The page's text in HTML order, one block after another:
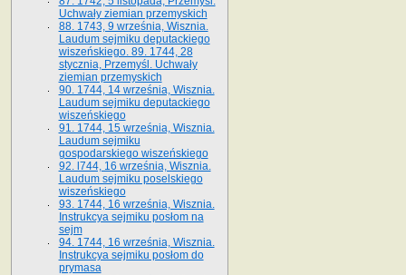
Uchwały ziemian przemyskich
88. 1743, 9 września, Wisznia.
Laudum sejmiku deputackiego
wiszeńskiego. 89. 1744, 28
stycznia, Przemyśl. Uchwały
ziemian przemyskich
90. 1744, 14 września, Wisznia.
Laudum sejmiku deputackiego
wiszeńskiego
91. 1744, 15 września, Wisznia.
Laudum sejmiku
gospodarskiego wiszeńskiego
92. l744, 16 września, Wisznia.
Laudum sejmiku poselskiego
wiszeńskiego
93. 1744, 16 września, Wisznia.
Instrukcya sejmiku posłom na
sejm
94. 1744, 16 września, Wisznia.
Instrukcya sejmiku posłom do
prymasa